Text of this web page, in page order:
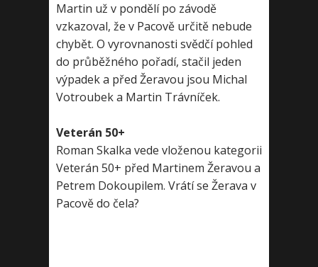
Martin už v pondělí po závodě
vzkazoval, že v Pacově určitě nebude
chybět. O vyrovnanosti svědčí pohled
do průběžného pořadí, stačil jeden
výpadek a před Žeravou jsou Michal
Votroubek a Martin Trávníček.
Veterán 50+
Roman Skalka vede vloženou kategorii
Veterán 50+ před Martinem Žeravou a
Petrem Dokoupilem. Vrátí se Žerava v
Pacově do čela?